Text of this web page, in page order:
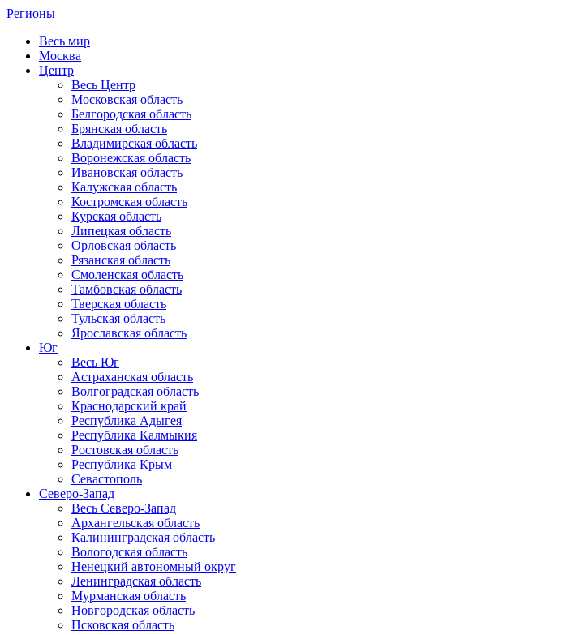
Регионы
Весь мир
Москва
Центр
Весь Центр
Московская область
Белгородская область
Брянская область
Владимирская область
Воронежская область
Ивановская область
Калужская область
Костромская область
Курская область
Липецкая область
Орловская область
Рязанская область
Смоленская область
Тамбовская область
Тверская область
Тульская область
Ярославская область
Юг
Весь Юг
Астраханская область
Волгоградская область
Краснодарский край
Республика Адыгея
Республика Калмыкия
Ростовская область
Республика Крым
Севастополь
Северо-Запад
Весь Северо-Запад
Архангельская область
Калининградская область
Вологодская область
Ненецкий автономный округ
Ленинградская область
Мурманская область
Новгородская область
Псковская область